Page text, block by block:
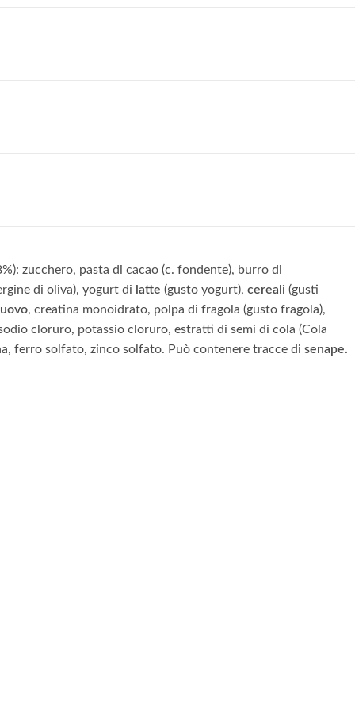
zucchero, pasta di cacao (c. fondente), burro di
di oliva), yogurt di latte (gusto yogurt), cereali (gusti
uovo, creatina monoidrato, polpa di fragola (gusto fragola),
cloruro, potassio cloruro, estratti di semi di cola (Cola
ferro solfato, zinco solfato. Può contenere tracce di senape.